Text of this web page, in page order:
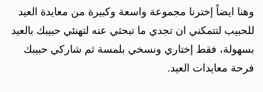
وهنا ايضاً إخترنا مجموعة واسعة وكبيرة من معايدة العيد
للحبيب لتتمكني ان تجدي ما تبحثي عنه لتهنئي حبيبك بالعيد
بسهولة، فقط إختاري ونسخي بلمسة ثم شاركي حبيبك
فرحة معايدات العيد.